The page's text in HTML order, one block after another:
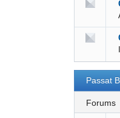
Passat
Forums